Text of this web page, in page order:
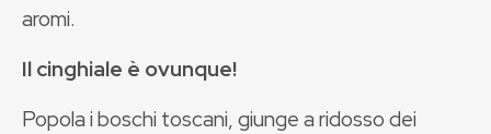
aromi.
Il cinghiale è ovunque!
Popola i boschi toscani, giunge a ridosso dei